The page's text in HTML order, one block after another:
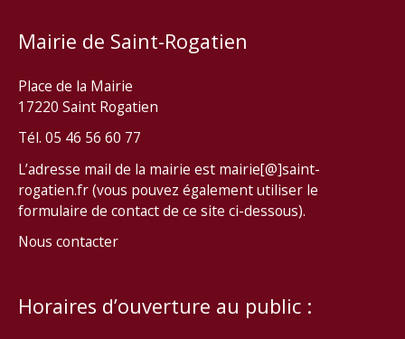
Mairie de Saint-Rogatien
Place de la Mairie
17220 Saint Rogatien
Tél. 05 46 56 60 77
L’adresse mail de la mairie est mairie[@]saint-
rogatien.fr (vous pouvez également utiliser le
formulaire de contact de ce site ci-dessous).
Nous contacter
Horaires d’ouverture au public :